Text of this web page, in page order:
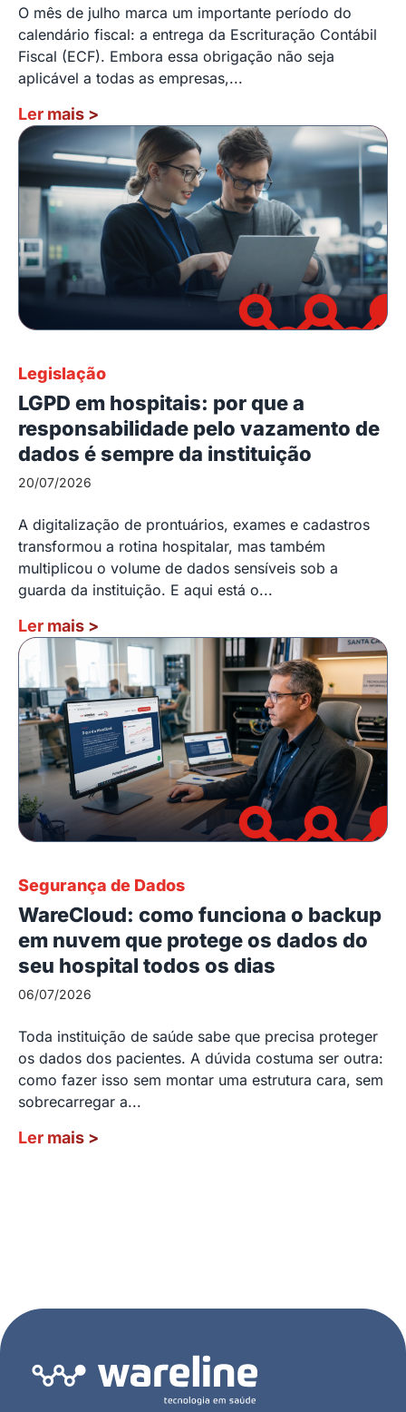
O mês de julho marca um importante período do
calendário fiscal: a entrega da Escrituração Contábil
Fiscal (ECF). Embora essa obrigação não seja
aplicável a todas as empresas,...
Ler mais >
Legislação
LGPD em hospitais: por que a
responsabilidade pelo vazamento de
dados é sempre da instituição
20/07/2026
A digitalização de prontuários, exames e cadastros
transformou a rotina hospitalar, mas também
multiplicou o volume de dados sensíveis sob a
guarda da instituição. E aqui está o...
Ler mais >
Segurança de Dados
WareCloud: como funciona o backup
em nuvem que protege os dados do
seu hospital todos os dias
06/07/2026
Toda instituição de saúde sabe que precisa proteger
os dados dos pacientes. A dúvida costuma ser outra:
como fazer isso sem montar uma estrutura cara, sem
sobrecarregar a...
Ler mais >